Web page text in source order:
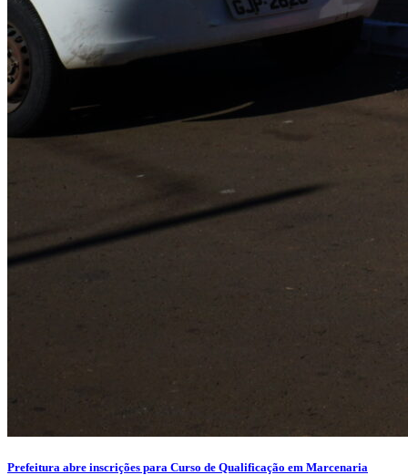
Prefeitura abre inscrições para Curso de Qualificação em Marcenaria